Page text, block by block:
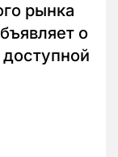
рынка
о